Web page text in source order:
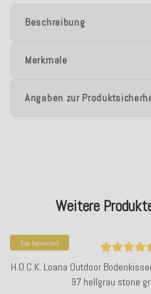
Beschreibung
Merkmale
Angaben zur
Weitere
Top bewertet
H.O.C.K. Loana Outdoor
97 hellgrau stone